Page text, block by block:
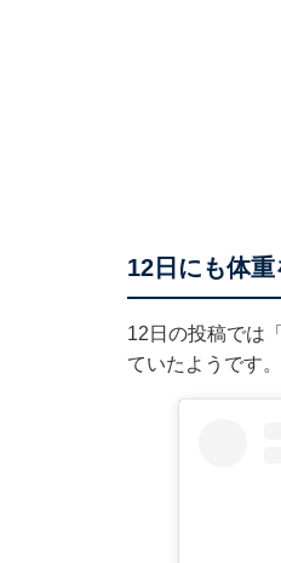
12日にも体重
12日の投稿では
ていたようです